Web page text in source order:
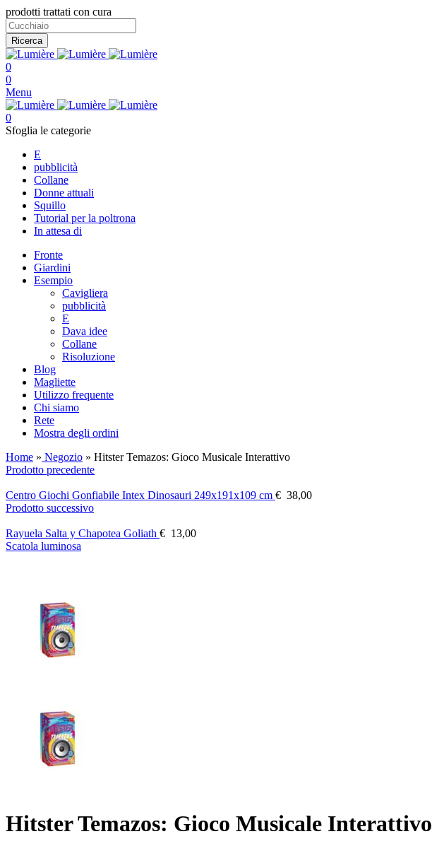
prodotti trattati con cura
Ricerca
0
0
Menu
0
Sfoglia le categorie
E
pubblicità
Collane
Donne attuali
Squillo
Tutorial per la poltrona
In attesa di
Fronte
Giardini
Esempio
Cavigliera
pubblicità
E
Dava idee
Collane
Risoluzione
Blog
Magliette
Utilizzo frequente
Chi siamo
Rete
Mostra degli ordini
Home » Negozio » Hitster Temazos: Gioco Musicale Interattivo
Prodotto precedente
Centro Giochi Gonfiabile Intex Dinosauri 249x191x109 cm € 38,00
Prodotto successivo
Rayuela Salta y Chapotea Goliath € 13,00
Scatola luminosa
Hitster Temazos: Gioco Musicale Interattivo